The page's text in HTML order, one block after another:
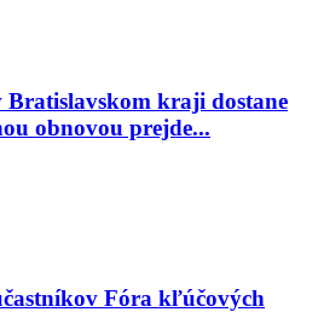
kraji dostane
obnovou prejde...
Fóra kľúčových